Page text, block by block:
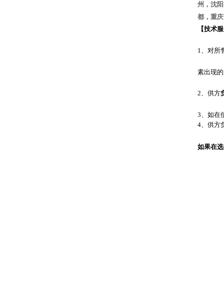
州，沈
都，重
【技术
1、对所
素出现
2、供方
3、如在
4、供方
如果在